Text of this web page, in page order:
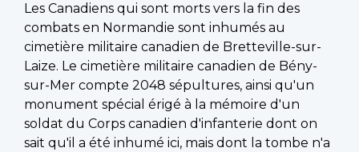
Les Canadiens qui sont morts vers la fin des
combats en Normandie sont inhumés au
cimetière militaire canadien de Bretteville-sur-
Laize. Le cimetière militaire canadien de Bény-
sur-Mer compte 2048 sépultures, ainsi qu'un
monument spécial érigé à la mémoire d'un
soldat du Corps canadien d'infanterie dont on
sait qu'il a été inhumé ici, mais dont la tombe n'a